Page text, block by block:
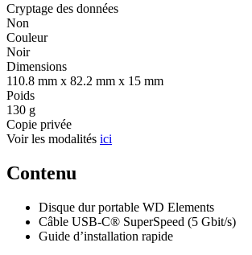
Cryptage des données
Non
Couleur
Noir
Dimensions
110.8 mm x 82.2 mm x 15 mm
Poids
130 g
Copie privée
Voir les modalités ici
Contenu
Disque dur portable WD Elements
Câble USB-C® SuperSpeed (5 Gbit/s)
Guide d’installation rapide